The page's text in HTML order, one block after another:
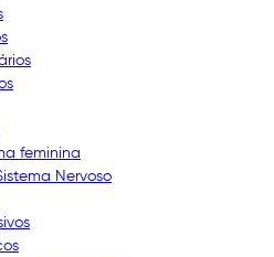
feminina
Nervoso